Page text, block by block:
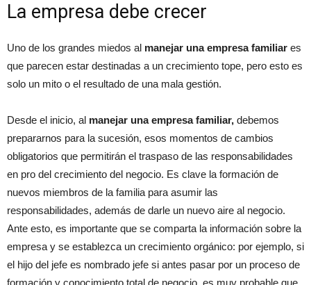
La empresa debe crecer
Uno de los grandes miedos al manejar una empresa familiar es
que parecen estar destinadas a un crecimiento tope, pero esto es
solo un mito o el resultado de una mala gestión.
Desde el inicio, al manejar una empresa familiar, debemos
prepararnos para la sucesión, esos momentos de cambios
obligatorios que permitirán el traspaso de las responsabilidades
en pro del crecimiento del negocio. Es clave la formación de
nuevos miembros de la familia para asumir las
responsabilidades, además de darle un nuevo aire al negocio.
Ante esto, es importante que se comparta la información sobre la
empresa y se establezca un crecimiento orgánico: por ejemplo, si
el hijo del jefe es nombrado jefe si antes pasar por un proceso de